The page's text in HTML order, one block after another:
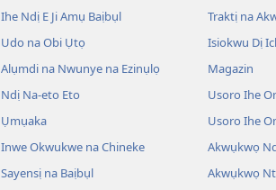
Ihe Ndị E Ji Amụ Baịbụl
Udo na Obi Ụtọ
Alụmdi na Nwunye na Ezinụlọ
Ndị Na-eto Eto
Ụmụaka
Inwe Okwukwe na Chineke
Sayensị na Baịbụl
Traktị na
Isiokwu Dị
Magazin
Usoro Ihe
Usoro Ihe
Akwụkwọ
Akwụkwọ